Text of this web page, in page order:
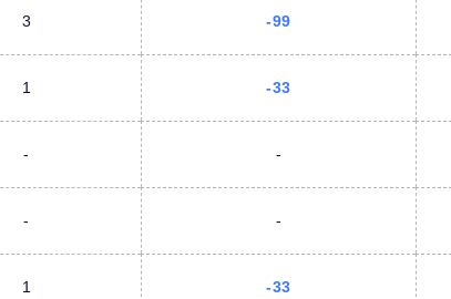
3 -99
1 -33
- -
- -
1 -33